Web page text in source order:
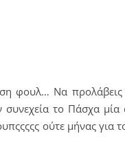
φουλ… Να προλάβεις
το Πάσχα μία
ούτε μήνας για